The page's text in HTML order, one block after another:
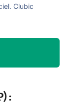
Clubic
: